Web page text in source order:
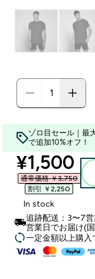
ゾロ目セール｜最
で追加10%オフ！
¥1,500‎
通常価格 ￥3,750‎
割引 ￥2,250‎
In stock
追跡配送：3〜7
営業日でお届け(
一定金額以上購入